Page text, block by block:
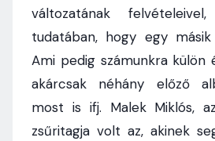
változatának
tudatában, hogy egy
Ami pedig számunkra külön
akárcsak néhány előző
most is ifj. Malek Miklós,
zsűritagja volt az, akinek